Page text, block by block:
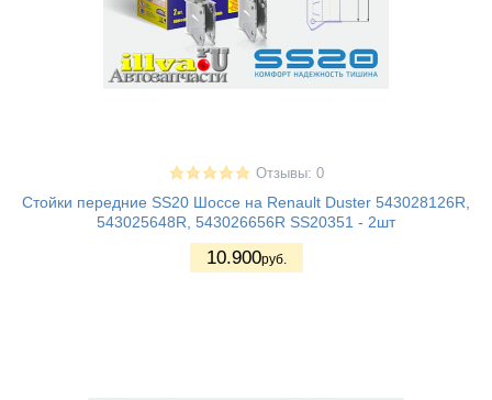
Отзывы: 0
Стойки передние SS20 Шоссе на Renault Duster 543028126R,
543025648R, 543026656R SS20351 - 2шт
10.900руб.